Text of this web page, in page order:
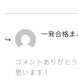
一発合格ま
コメントありがと
思います！